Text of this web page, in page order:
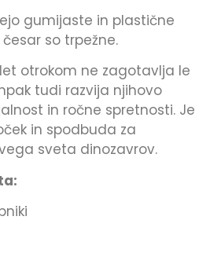
gumijaste in plastične
so trpežne.
otrokom ne zagotavlja le
tudi razvija njihovo
in ročne spretnosti. Je
in spodbuda za
sveta dinozavrov.